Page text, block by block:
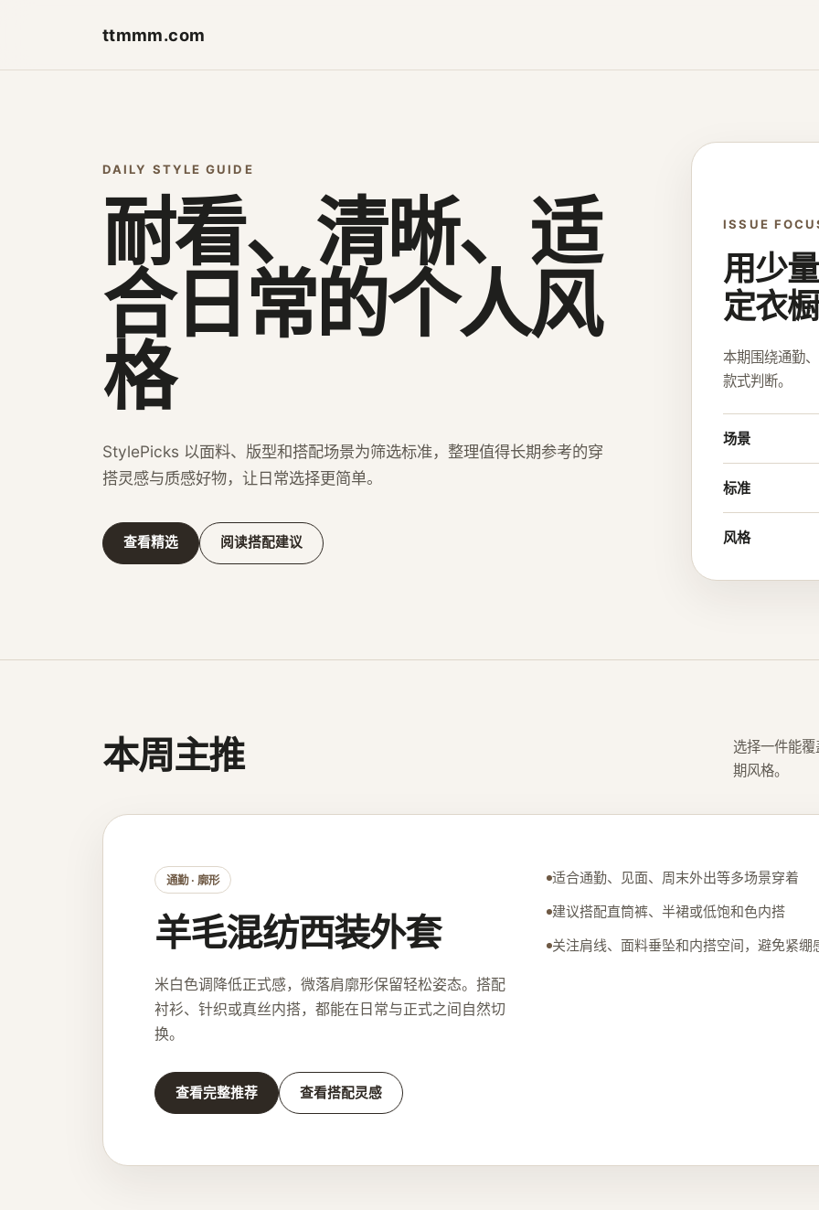
ttmmm.com
DAILY STYLE GUIDE
耐看、清晰、适
合日常的个人风
格
StylePicks 以面料、版型和搭配场景为筛选标准，整理值得长期参考的穿
搭灵感与质感好物，让日常选择更简单。
查看精选 阅读搭配建议
ISSUE
用少
定衣橱
本期围绕通勤
款式判断。
场景
标准
风格
本周主推
选择一件能
期风格。
通勤 · 廓形
羊毛混纺西装外套
米白色调降低正式感，微落肩廓形保留轻松姿态。搭配
衬衫、针织或真丝内搭，都能在日常与正式之间自然切
换。
查看完整推荐 查看搭配灵感
适合通勤、见面、周末外出等多场景穿着
建议搭配直筒裤、半裙或低饱和色内搭
关注肩线、面料垂坠和内搭空间，避免紧绷